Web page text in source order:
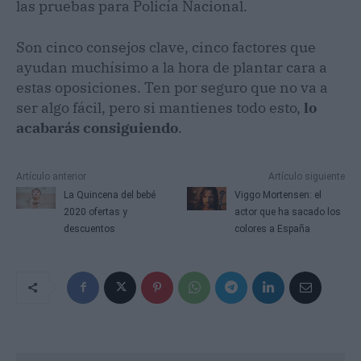
las pruebas para Policía Nacional.
Son cinco consejos clave, cinco factores que
ayudan muchísimo a la hora de plantar cara a
estas oposiciones. Ten por seguro que no va a
ser algo fácil, pero si mantienes todo esto, lo
acabarás consiguiendo.
Artículo anterior
La Quincena del bebé
2020 ofertas y
descuentos
Artículo siguiente
Viggo Mortensen: el
actor que ha sacado los
colores a España